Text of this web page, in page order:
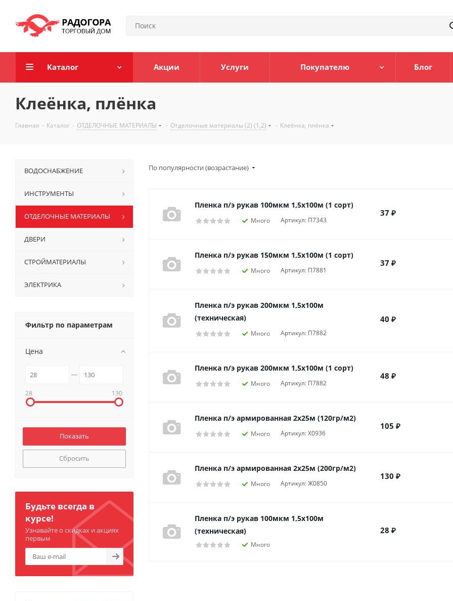
Каталог Акции Услуги Покупателю Блог
Клеёнка, плёнка
Главная - Каталог - ОТДЕЛОЧНЫЕ МАТЕРИАЛЫ - Отделочные материалы (2) (1,2) - Клеёнка, плёнка
По популярности (возрастание)
Пленка п/э рукав 100мкм 1,5х100м (1 сорт)
Много Артикул: П7343
37 ₽
Пленка п/э рукав 150мкм 1,5х100м (1 сорт)
Много Артикул: П7881
37 ₽
Пленка п/э рукав 200мкм 1,5х100м
(техническая)
Много Артикул: П7882
40 ₽
Пленка п/э рукав 200мкм 1,5х100м (1 сорт)
Много Артикул: П7882
48 ₽
Пленка п/э армированная 2х25м (120гр/м2)
Много Артикул: Х0936
105 ₽
Пленка п/э армированная 2х25м (200гр/м2)
Много Артикул: Ж0850
130 ₽
Пленка п/э рукав 100мкм 1,5х100м
(техническая)
Много
28 ₽
ВОДОСНАБЖЕНИЕ
ИНСТРУМЕНТЫ
ОТДЕЛОЧНЫЕ МАТЕРИАЛЫ
ДВЕРИ
СТРОЙМАТЕРИАЛЫ
ЭЛЕКТРИКА
Фильтр по параметрам
Цена
28 130
Сбросить
Будьте всегда в
курсе!
Узнавайте о скидках и акциях
первым